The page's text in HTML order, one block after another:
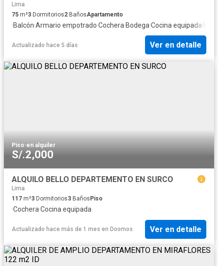
Lima
75 m²3 Dormitorios2 BañosApartamento
·Balcón·Armario empotrado·Cochera·Bodega·Cocina equipada·
Actualizado hace 5 días Ver en detalle
Piso·en alquiler
S/.2,000
ALQUILO BELLO DEPARTEMENTO EN SURCO
Lima
117 m²3 Dormitorios3 Baños Piso
·Cochera·Cocina equipada
Actualizado hace más de 1 mes en Doomos Ver en detalle